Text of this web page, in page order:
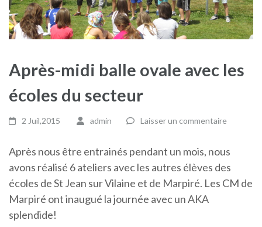
Après-midi balle ovale avec les
écoles du secteur
2 Juil,2015 admin Laisser un commentaire
Après nous être entrainés pendant un mois, nous
avons réalisé 6 ateliers avec les autres élèves des
écoles de St Jean sur Vilaine et de Marpiré. Les CM de
Marpiré ont inaugué la journée avec un AKA
splendide!